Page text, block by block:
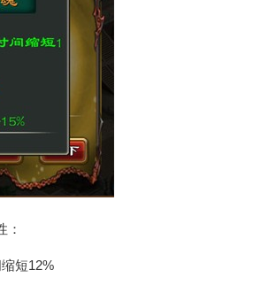
：
短12%